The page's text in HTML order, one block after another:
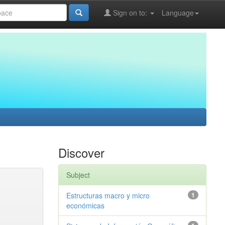
Language
Sign on to:
Discover
Subject
1
Estructuras macro y micro
económicas